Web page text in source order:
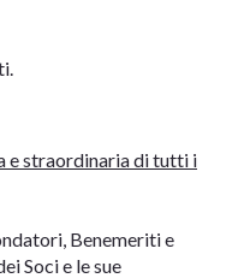
e straordinaria di tutti i
Benemeriti e
Soci e le sue